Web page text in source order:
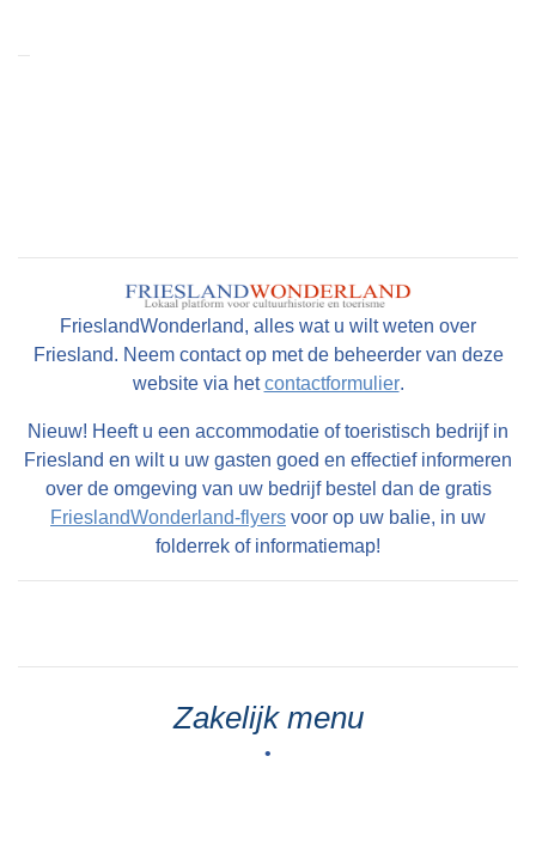
FrieslandWonderland, alles wat u wilt weten over
Friesland. Neem contact op met de beheerder van deze
website via hetcontactformulier.
Nieuw! Heeft u een accommodatie of toeristisch bedrijf in
Friesland en wilt u uw gasten goed en effectief informeren
over de omgeving van uw bedrijf bestel dan de gratis
FrieslandWonderland-flyers voor op uw balie, in uw
folderrek of informatiemap!
Zakelijk menu
•